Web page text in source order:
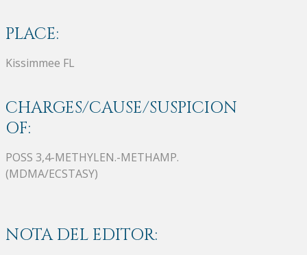
PLACE:
Kissimmee FL
CHARGES/CAUSE/SUSPICION
OF:
POSS 3,4-METHYLEN.-METHAMP.
(MDMA/ECSTASY)
NOTA DEL EDITOR: